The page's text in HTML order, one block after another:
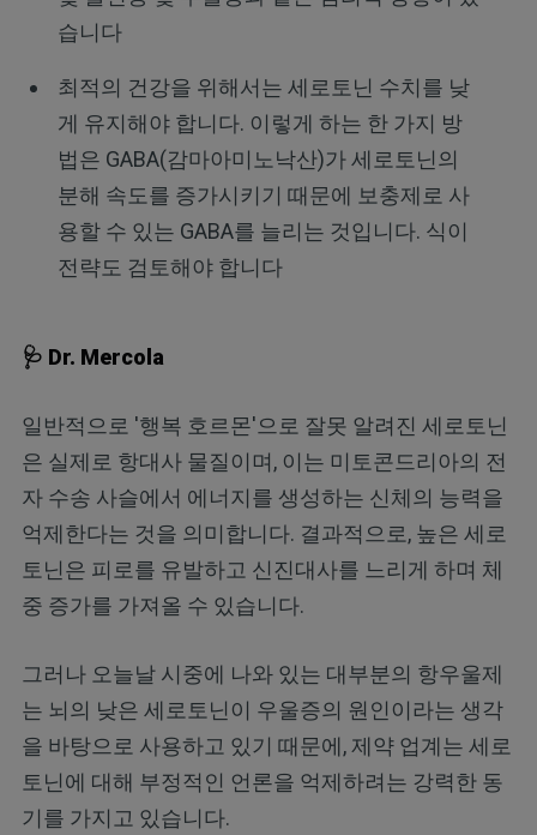
습니다
최적의 건강을 위해서는 세로토닌 수치를 낮
게 유지해야 합니다. 이렇게 하는 한 가지 방
법은 GABA(감마아미노낙산)가 세로토닌의
분해 속도를 증가시키기 때문에 보충제로 사
용할 수 있는 GABA를 늘리는 것입니다. 식이
전략도 검토해야 합니다
🩺 Dr. Mercola
일반적으로 '행복 호르몬'으로 잘못 알려진 세로토닌
은 실제로 항대사 물질이며, 이는 미토콘드리아의 전
자 수송 사슬에서 에너지를 생성하는 신체의 능력을
억제한다는 것을 의미합니다. 결과적으로, 높은 세로
토닌은 피로를 유발하고 신진대사를 느리게 하며 체
중 증가를 가져올 수 있습니다.
그러나 오늘날 시중에 나와 있는 대부분의 항우울제
는 뇌의 낮은 세로토닌이 우울증의 원인이라는 생각
을 바탕으로 사용하고 있기 때문에, 제약 업계는 세로
토닌에 대해 부정적인 언론을 억제하려는 강력한 동
기를 가지고 있습니다.